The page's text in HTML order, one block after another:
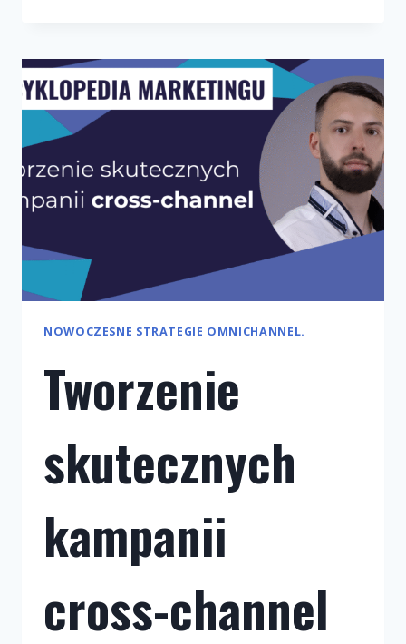
SPRZEDAŻY
WIELOKANAŁOWEJ
NOWOCZESNE STRATEGIE OMNICHANNEL.
Tworzenie
skutecznych
kampanii
cross-channel